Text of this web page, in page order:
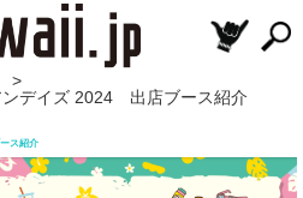
>
デイズ 2024 出店ブース紹介
ス紹介